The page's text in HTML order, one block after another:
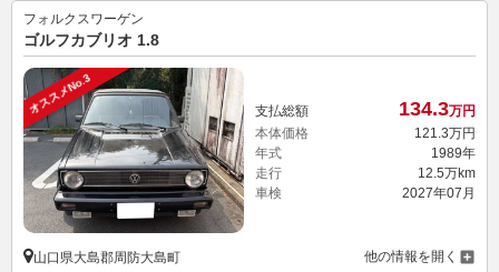
フォルクスワーゲン
ゴルフカブリオ 1.8
オススメNo.3 支払総額 134.3万円
本体価格
121.3万円
年式
1989年
走行
12.5万km
車検
2027年07月
山口県大島郡周防大島町 他の情報を開く